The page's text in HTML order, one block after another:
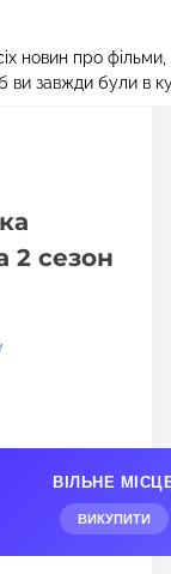
новин про
завжди були в
2 сезон
ВІЛЬНЕ
ВИКУПИТИ